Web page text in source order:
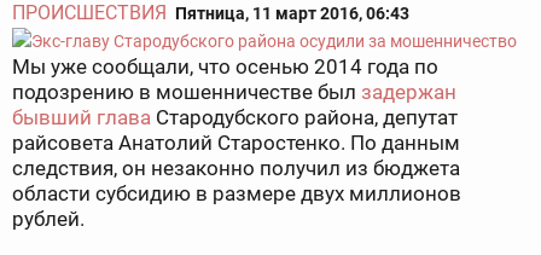
ПРОИСШЕСТВИЯ Пятница, 11 март 2016, 06:43
Мы уже сообщали, что осенью 2014 года по
подозрению в мошенничестве был задержан
бывший глава Стародубского района, депутат
райсовета Анатолий Старостенко. По данным
следствия, он незаконно получил из бюджета
области субсидию в размере двух миллионов
рублей.